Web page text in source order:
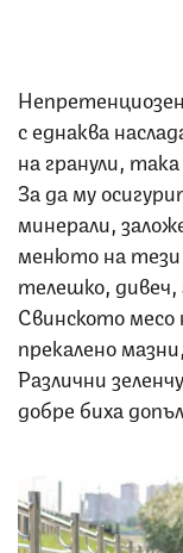
с еднаква
на гранули,
За да му
минерали,
менюто на тези
телешко, дивеч,
Свинското месо
прекалено
Различни
добре биха